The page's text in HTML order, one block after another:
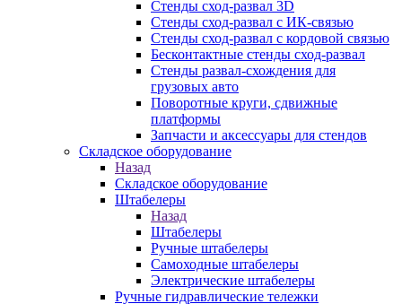
Стенды сход-развал 3D
Стенды сход-развал с ИК-связью
Стенды сход-развал с кордовой связью
Бесконтактные стенды сход-развал
Стенды развал-схождения для
грузовых авто
Поворотные круги, сдвижные
платформы
Запчасти и аксессуары для стендов
Складское оборудование
Назад
Складское оборудование
Штабелеры
Назад
Штабелеры
Ручные штабелеры
Самоходные штабелеры
Электрические штабелеры
Ручные гидравлические тележки